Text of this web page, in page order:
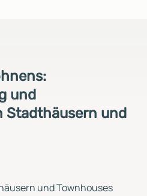
und
Stadthäusern und
und Townhouses